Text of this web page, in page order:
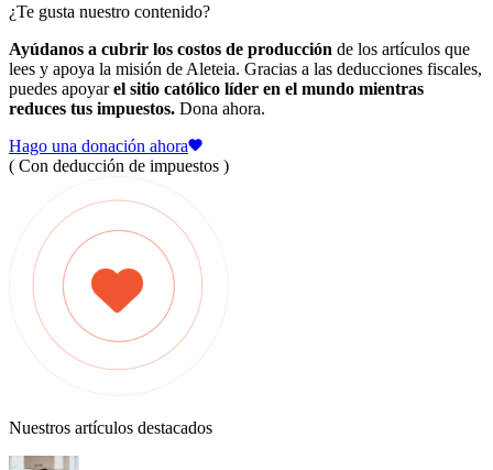
¿Te gusta nuestro contenido?
Ayúdanos a cubrir los costos de producción de los artículos que
lees y apoya la misión de Aleteia. Gracias a las deducciones fiscales,
puedes apoyarel sitio católico líder en el mundo mientras
reduces tus impuestos. Dona ahora.
Hago una donación ahora
( Con deducción de impuestos )
Nuestros artículos destacados